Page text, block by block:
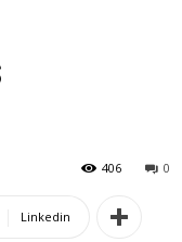
0
406
Linkedin